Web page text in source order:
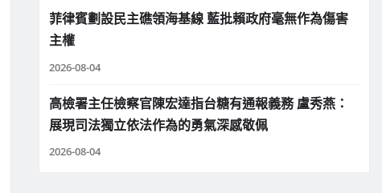
菲律賓劃設民主礁領海基線 藍批賴政府毫無作為傷害
主權
2026-08-04
高檢署主任檢察官陳宏達指台糖有通報義務 盧秀燕：
展現司法獨立依法作為的勇氣深感敬佩
2026-08-04